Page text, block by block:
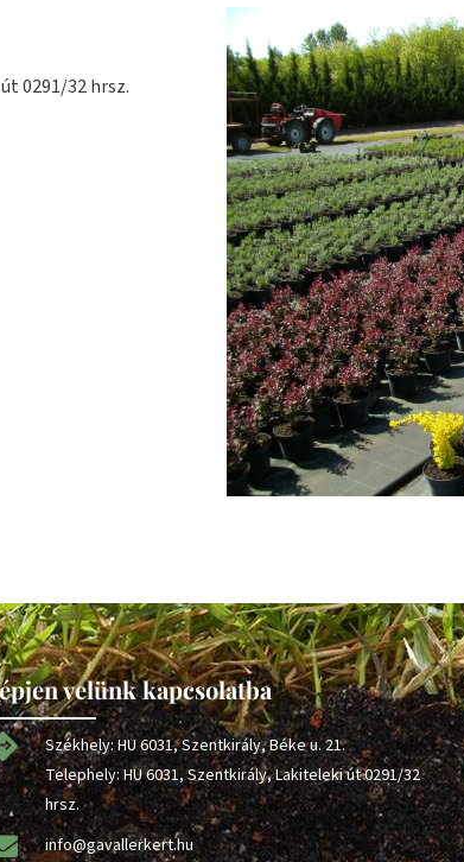
0291/32 hrsz.
velünk kapcsolatba
Székhely: HU 6031, Szentkirály, Béke u. 21.
Telephely: HU 6031, Szentkirály, Lakiteleki út 0291/32
hrsz.
info@gavallerkert.hu